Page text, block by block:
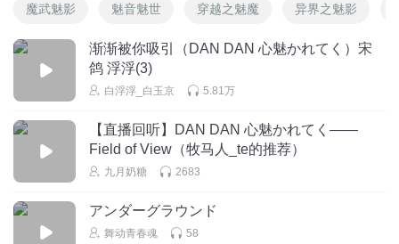
魔武魅影 魅音魅世 穿越之魅魔 异界之魅影
渐渐被你吸引（DAN DAN 心魅かれてく）宋
鸽 浮浮(3)
白浮浮_白玉京 5.81万
【直播回听】DAN DAN 心魅かれてく——
Field of View（牧马人_te的推荐）
九月奶糖 2683
アンダーグラウンド
舞动青春魂 58